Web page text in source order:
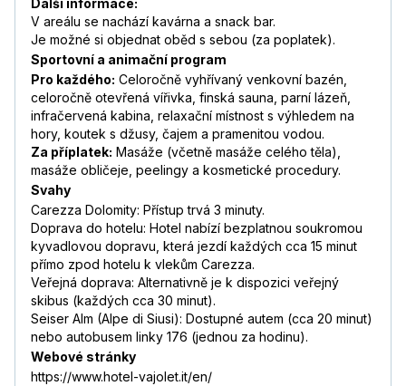
Další informace:
V areálu se nachází kavárna a snack bar.
Je možné si objednat oběd s sebou (za poplatek).
Sportovní a animační program
Pro každého: Celoročně vyhřívaný venkovní bazén,
celoročně otevřená vířivka, finská sauna, parní lázeň,
infračervená kabina, relaxační místnost s výhledem na
hory, koutek s džusy, čajem a pramenitou vodou.
Za příplatek: Masáže (včetně masáže celého těla),
masáže obličeje, peelingy a kosmetické procedury.
Svahy
Carezza Dolomity: Přístup trvá 3 minuty.
Doprava do hotelu: Hotel nabízí bezplatnou soukromou
kyvadlovou dopravu, která jezdí každých cca 15 minut
přímo zpod hotelu k vlekům Carezza.
Veřejná doprava: Alternativně je k dispozici veřejný
skibus (každých cca 30 minut).
Seiser Alm (Alpe di Siusi): Dostupné autem (cca 20 minut)
nebo autobusem linky 176 (jednou za hodinu).
Webové stránky
https://www.hotel-vajolet.it/en/